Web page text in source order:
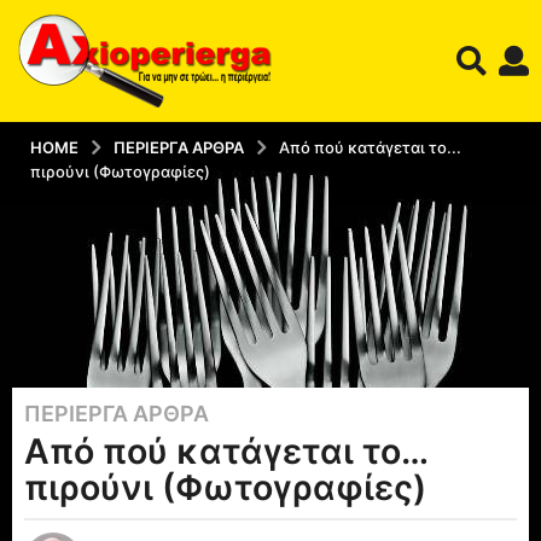
HOME ΠΕΡΊΕΡΓΑ ΆΡΘΡΑ
Από πού κατάγεται το...
πιρούνι (Φωτογραφίες)
1
2
τ
ΠΕΡΊΕΡΓΑ ΆΡΘΡΑ
Από πού κατάγεται το…
πιρούνι (Φωτογραφίες)